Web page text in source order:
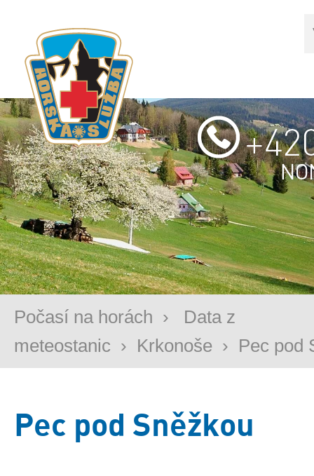
Počasí na horách ›
Data z
meteostanic › Krkonoše › Pec pod
Pec pod Sněžkou